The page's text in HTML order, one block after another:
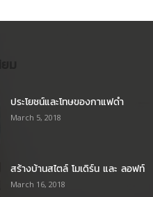
ประโยชน์และโทษของกาแฟดำ
March 5, 2018
สร้างบ้านสไตล์ โมเดิร์น และ ลอฟท์
March 16, 2018